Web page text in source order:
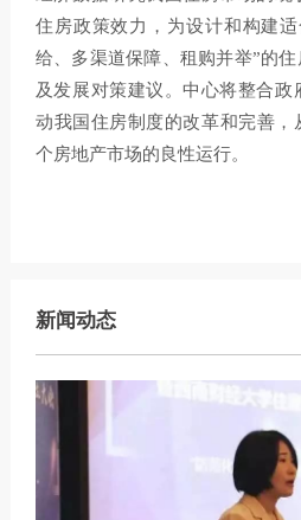
智库成果
新闻动态
党建中心
住房政策效力，为设计和构建
给、多渠道保障、租购并举”的
及发展对策建议。中心将整合
动我国住房制度的改革和完善，
个房地产市场的良性运行。
新闻动态